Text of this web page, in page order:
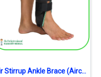
Air Stirrup Ankle Brace (Aircast) ช่วยพยุงและให้แรงกดรัดสำหรับข้อเท้าแพลง